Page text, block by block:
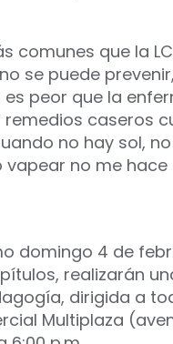
comunes que la
se puede
peor que la
caseros
no hay sol,
no me hace
domingo 4 de
realizarán
dirigida a
Multiplaza